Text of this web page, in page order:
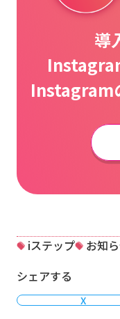
導
Instagram
iステップ
お知
シェアする
X